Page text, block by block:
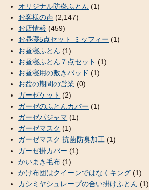
オリジナル防炎ふとん (1)
お客様の声 (2,147)
お店情報 (459)
お昼寝5点セット ミッフィー (1)
お昼寝ふとん (1)
お昼寝ふとん７点セット (1)
お昼寝用の敷きパッド (1)
お盆の期間の営業 (0)
ガーゼケット (2)
ガーゼのふとんカバー (1)
ガーゼパジャマ (1)
ガーゼマスク (1)
ガーゼマスク 抗菌防臭加工 (1)
ガーゼ掛カバー (1)
かいまき毛布 (1)
かけ布団はクイーンではなくキング (1)
カシミヤシュレープの合い掛けふとん (1)